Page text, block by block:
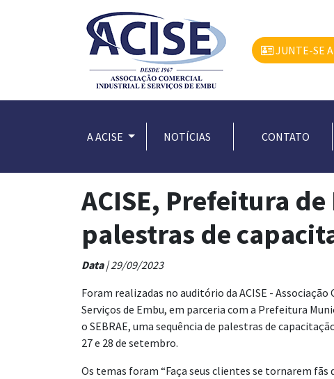
JUNTE-SE
A ACISE NOTÍCIAS CONTATO
ACISE, Prefeitura
palestras de
Data| 29/09/2023
Foram realizadas no auditório da ACISE -
Serviços de Embu, em parceria com a Prefeitura
o SEBRAE, uma sequência de palestras de
27 e 28 de setembro.
Os temas foram “Faça seus clientes se tornarem fãs